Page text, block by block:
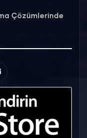
Çözümlerinde